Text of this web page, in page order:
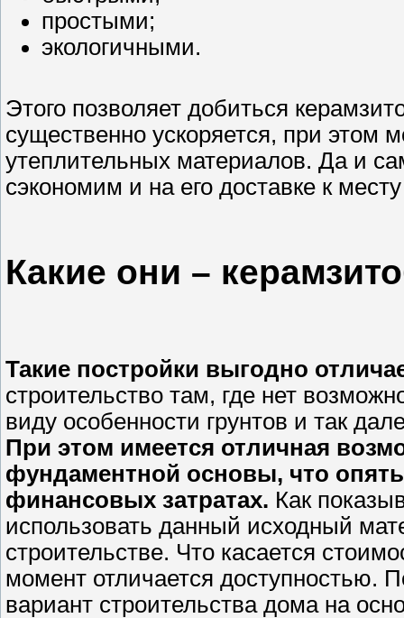
простыми;
экологичными.
Этого позволяет добиться
существенно ускоряется, при этом
утеплительных материалов. Да и
сэкономим и на его доставке к
Какие они –
Такие постройки выгодно
строительство там, где нет
виду особенности грунтов и так
При этом имеется отличная
фундаментной основы, что
финансовых затратах. Как
использовать данный исходный
строительстве. Что касается
момент отличается доступностью.
вариант строительства дома на